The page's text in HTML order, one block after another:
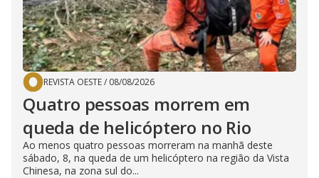
REVISTA OESTE/ 08/08/2026
Quatro pessoas morrem em
queda de helicóptero no Rio
Ao menos quatro pessoas morreram na manhã deste
sábado, 8, na queda de um helicóptero na região da Vista
Chinesa, na zona sul do...